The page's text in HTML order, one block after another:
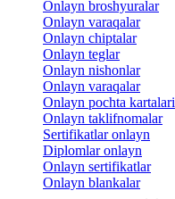
Onlayn broshyuralar
Onlayn varaqalar
Onlayn chiptalar
Onlayn teglar
Onlayn nishonlar
Onlayn varaqalar
Onlayn pochta kartalari
Onlayn taklifnomalar
Sertifikatlar onlayn
Diplomlar onlayn
Onlayn sertifikatlar
Onlayn blankalar